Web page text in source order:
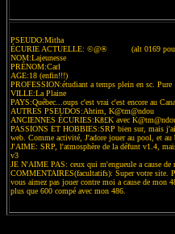
PSEUDO:Mitha
ÉCURIE ACTUELLE: ©@® (alt 0169 pour
NOM:Lajeunesse
PRÉNOM:Carl
AGE:18 (enfin!!!)
PROFESSION:étudiant a temps plein en sc. Pure
VILLE:La Plaine
PAYS:Québec...oups c'est vrai c'est encore au
AUTRES PSEUDOS:Ahtim, K@tm@ndou
ANCIENNES ÉCURIES:Kß£K avec
PASSIONS ET HOBBIES:SRP bien sur, mais
web. Comme activité, J'adore jouer au pool, et
J'AIME: SRP, l'atmosphère de la défunt v1.4,
v3
JE N'AIME PAS: ceux qui m'engueule a cause de
COMMENTAIRES(facultatifs): Super votre site.
vous aimez pas jouer contre moi a cause de mon
plus que 600 compé avec mon 486.